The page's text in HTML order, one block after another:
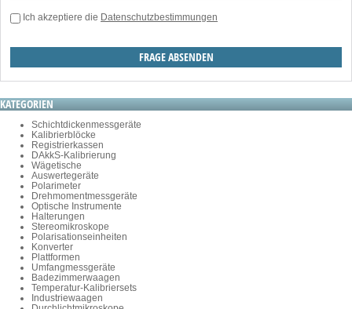
Ich akzeptiere die Datenschutzbestimmungen
KATEGORIEN
Schichtdickenmessgeräte
Kalibrierblöcke
Registrierkassen
DAkkS-Kalibrierung
Wägetische
Auswertegeräte
Polarimeter
Drehmomentmessgeräte
Optische Instrumente
Halterungen
Stereomikroskope
Polarisationseinheiten
Konverter
Plattformen
Umfangmessgeräte
Badezimmerwaagen
Temperatur-Kalibriersets
Industriewaagen